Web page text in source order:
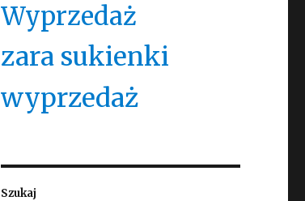
Wyprzedaż
zara sukienki
wyprzedaż
Szukaj